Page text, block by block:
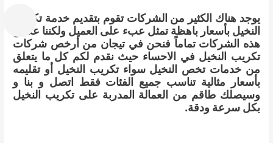
يوجد هناك الكثير من الشركات تقوم بتقديم خدمة تكريب
النخيل بأسعار باهظة تمثل عبء على العميل ولكننا عكس
هذه الشركات تماماً فنحن في تيجان من أرخص شركات
تكريب النخيل في الاحساء حيث نقدم لكم كل ما يتعلق
من خدمات تخص النخيل سواء تكريب النخيل أو تقليمه
بأسعار مثالية تناسب جميع الفئات فقط اتصل و بنا و
وسيصلك طاقم من العمالة المدربة على تكريب النخيل
بكل سرعة ودقة.